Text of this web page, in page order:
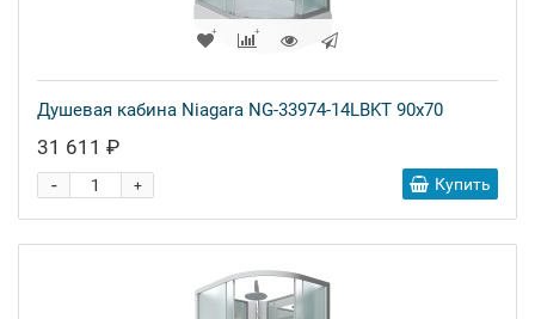
Душевая кабина Niagara NG-33974-14LBKT 90x70
31 611 ₽
+
- Купить